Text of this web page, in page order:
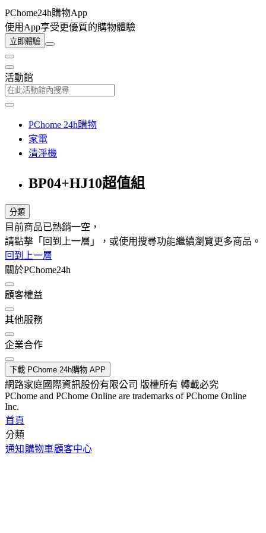
PChome24h購物App
使用App享受更優質的購物體驗
立即體驗
活動館
PChome 24h購物
家電
清淨機
BP04+HJ10超值組
分類
目前商品已熱銷一空，
請點擊「回到上一層」，或使用搜尋功能繼續瀏覽更多商品。
回到上一層
關於PChome24h
顧客權益
其他服務
企業合作
下載 PChome 24h購物 APP
網路家庭國際資訊股份有限公司 版權所有 轉載必究
PChome and PChome Online are trademarks of PChome Online
Inc.
首頁
分類
通知 購物車顧客中心